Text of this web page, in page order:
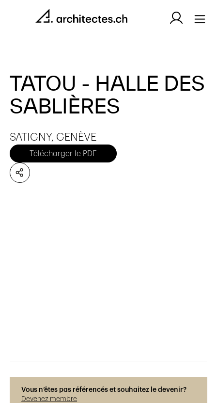
TATOU - HALLE DES
SABLIÈRES
SATIGNY, GENÈVE
Télécharger le PDF
Vous n’êtes pas référencés et souhaitez le devenir?
Devenez membre